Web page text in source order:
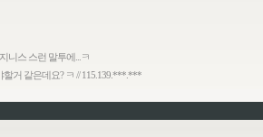
니스 스런 말투에...ㅋ
거 같은데요? ㅋ // 115.139.***.***